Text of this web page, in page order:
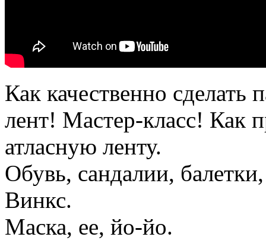
Как качественно сделать
лент! Мастер-класс! Как
атласную ленту.
Обувь, сандалии,
Винкс.
Маска, ее, йо-йо.